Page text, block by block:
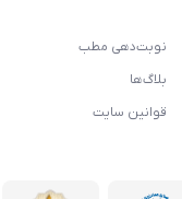
نوبت‌دهی مطب
بلاگ‌ها
قوانین سایت